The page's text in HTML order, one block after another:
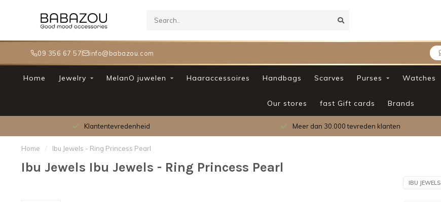
09 356 67 57 info@babazou.com
Home Jewelry MelanO juwelen Haaraccessoires Handbags Scarves Purses Watches
Our stores fast Gift cards Brands
Klantentevredenheid Meer dan 30.000 tevreden klanten
Home / Ibu Jewels - Ring Princess Pearl
Ibu Jewels Ibu Jewels - Ring Princess Pearl
IBU JEWELS